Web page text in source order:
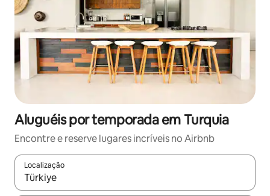
Aluguéis por temporada em Turquia
Encontre e reserve lugares incríveis no Airbnb
Localização
Quando os resultados estiverem disponíveis, explore-os